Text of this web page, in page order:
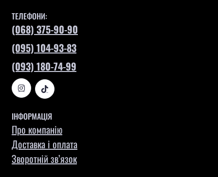
ТЕЛЕФОНИ:
(068) 375-90-90
(095) 104-93-83
(093) 180-74-99
ІНФОРМАЦІЯ
Про компанію
Доставка і оплата
Зворотній зв’язок